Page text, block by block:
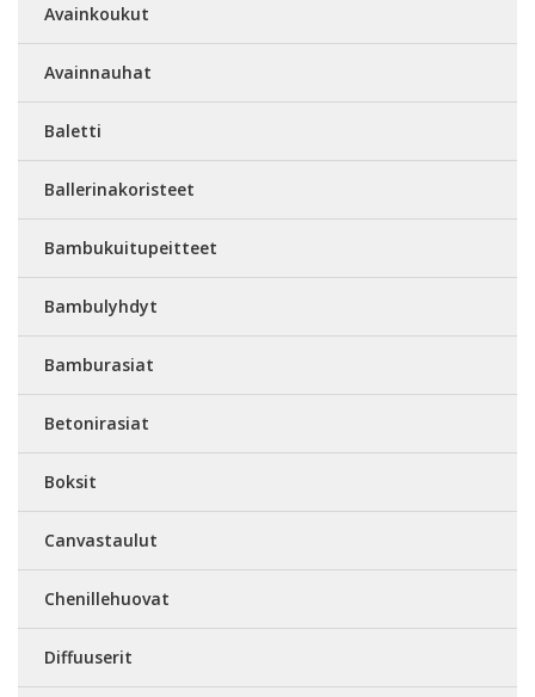
Avainkoukut
Avainnauhat
Baletti
Ballerinakoristeet
Bambukuitupeitteet
Bambulyhdyt
Bamburasiat
Betonirasiat
Boksit
Canvastaulut
Chenillehuovat
Diffuuserit